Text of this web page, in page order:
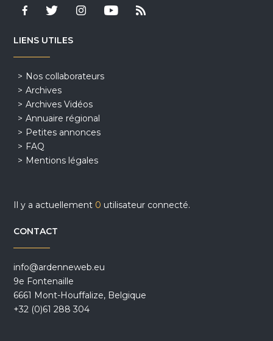
LIENS UTILES
Nos collaborateurs
Archives
Archives Vidéos
Annuaire régional
Petites annonces
FAQ
Mentions légales
Il y a actuellement 0 utilisateur connecté.
CONTACT
info@ardenneweb.eu
9e Fontenaille
6661 Mont-Houffalize, Belgique
+32 (0)61 288 304